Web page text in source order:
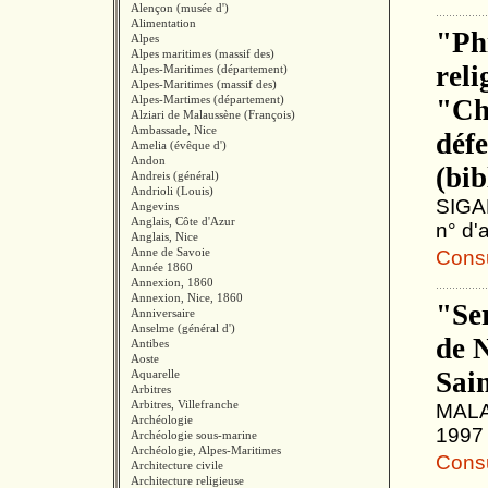
Alençon (musée d')
Alimentation
Alpes
Alpes maritimes (massif des)
Alpes-Maritimes (département)
Alpes-Maritimes (massif des)
Alpes-Martimes (département)
Alziari de Malaussène (François)
Ambassade, Nice
Amelia (évêque d')
Andon
Andreis (général)
Andrioli (Louis)
Angevins
Anglais, Côte d'Azur
Anglais, Nice
Anne de Savoie
Année 1860
Annexion, 1860
Annexion, Nice, 1860
Anniversaire
Anselme (général d')
Antibes
Aoste
Aquarelle
Arbitres
Arbitres, Villefranche
Archéologie
Archéologie sous-marine
Archéologie, Alpes-Maritimes
Architecture civile
Architecture religieuse
n°
de
1997